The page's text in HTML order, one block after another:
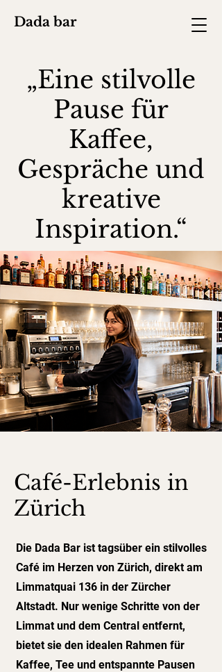
Dada bar
„Eine stilvolle
Pause für
Kaffee,
Gespräche und
kreative
Inspiration.“
Café-Erlebnis in
Zürich
Die Dada Bar ist tagsüber ein stilvolles
Café im Herzen von Zürich, direkt am
Limmatquai 136 in der Zürcher
Altstadt. Nur wenige Schritte von der
Limmat und dem Central entfernt,
bietet sie den idealen Rahmen für
Kaffee, Tee und entspannte Pausen